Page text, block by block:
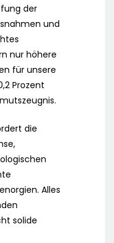
der
und
nur höhere
für unsere
Prozent
die
Alles
solide